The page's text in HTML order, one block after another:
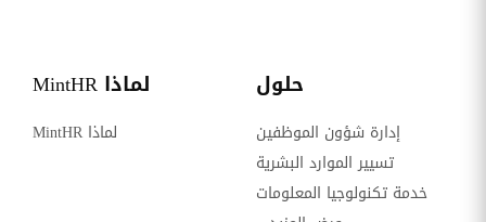
حلول
إدارة شؤون الموظفين
تسيير الموارد البشرية
خدمة تكنولوجيا المعلومات
لماذا MintHR
لماذا MintHR